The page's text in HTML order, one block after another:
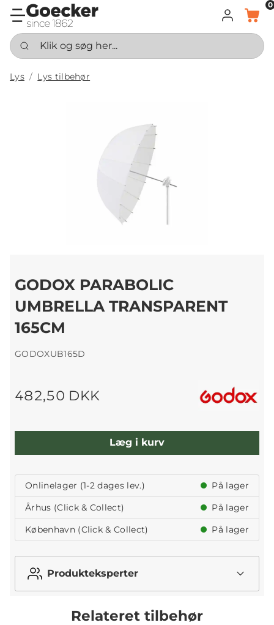
LOG INDKURV
0
Klik og søg her...
Lys Lys tilbehør
GODOX PARABOLIC
UMBRELLA TRANSPARENT
165CM
GODOXUB165D
482,50 DKK
Læg i kurv
Onlinelager (1-2 dages lev.)
På lager
Århus (Click & Collect)
På lager
København (Click & Collect)
På lager
Produkteksperter
Relateret tilbehør